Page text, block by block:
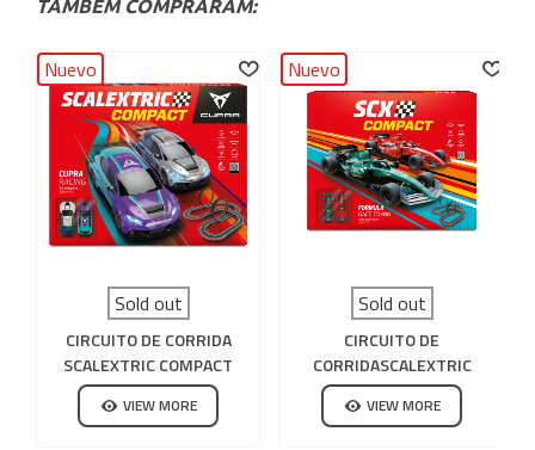
TAMBÉM COMPRARAM:
Nuevo
Sold out
CIRCUITO DE CORRIDA
SCALEXTRIC COMPACT
CUPRA RACING
VIEW MORE
Nuevo
Sold out
CIRCUITO DE
CORRIDASCALEXTRIC
COMPACT FORMULA RACE
TO WIN
VIEW MORE